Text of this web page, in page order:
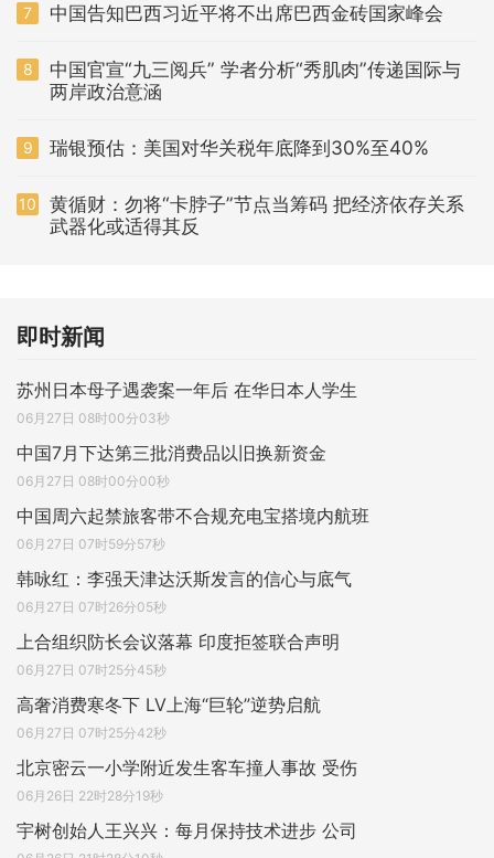
7 中国告知巴西习近平将不出席巴西金砖国家峰会
8
中国官宣“九三阅兵” 学者分析“秀肌肉”传递国际与
两岸政治意涵
9 瑞银预估：美国对华关税年底降到30%至40%
10
黄循财：勿将“卡脖子”节点当筹码 把经济依存关系
武器化或适得其反
即时新闻
苏州日本母子遇袭案一年后 在华日本人学生
06月27日 08时00分03秒
中国7月下达第三批消费品以旧换新资金
06月27日 08时00分00秒
中国周六起禁旅客带不合规充电宝搭境内航班
06月27日 07时59分57秒
韩咏红：李强天津达沃斯发言的信心与底气
06月27日 07时26分05秒
上合组织防长会议落幕 印度拒签联合声明
06月27日 07时25分45秒
高奢消费寒冬下 LV上海“巨轮”逆势启航
06月27日 07时25分42秒
北京密云一小学附近发生客车撞人事故 受伤
06月26日 22时28分19秒
宇树创始人王兴兴：每月保持技术进步 公司